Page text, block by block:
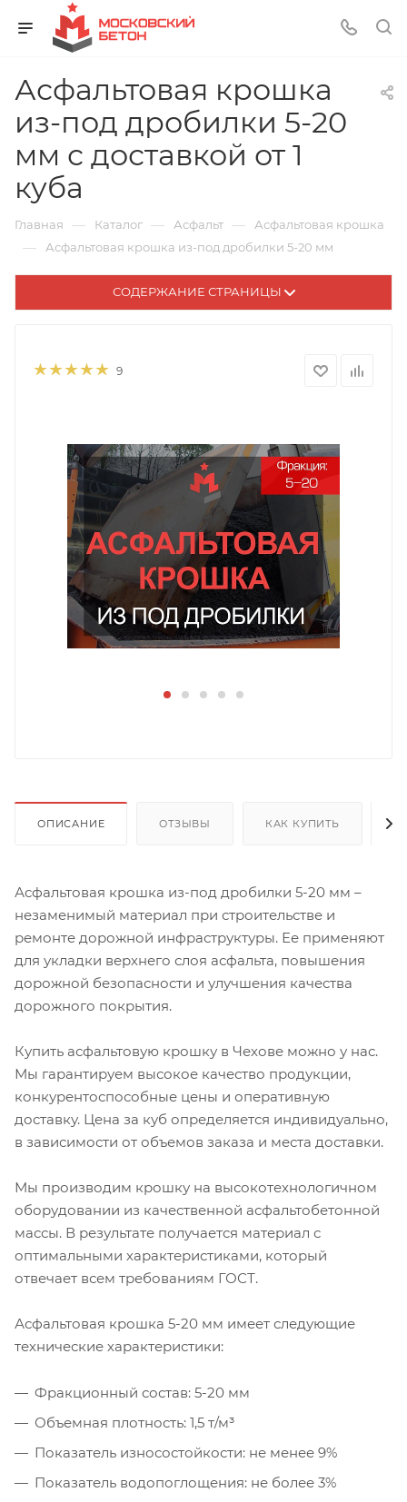
Асфальтовая крошка
из-под дробилки 5-20
мм с доставкой от 1
куба
Главная — Каталог — Асфальт — Асфальтовая крошка
— Асфальтовая крошка из-под дробилки 5-20 мм
СОДЕРЖАНИЕ СТРАНИЦЫ
9
ОПИСАНИЕ ОТЗЫВЫ КАК КУПИТЬ
Асфальтовая крошка из-под дробилки 5-20 мм –
незаменимый материал при строительстве и
ремонте дорожной инфраструктуры. Ее применяют
для укладки верхнего слоя асфальта, повышения
дорожной безопасности и улучшения качества
дорожного покрытия.
Купить асфальтовую крошку в Чехове можно у нас.
Мы гарантируем высокое качество продукции,
конкурентоспособные цены и оперативную
доставку. Цена за куб определяется индивидуально,
в зависимости от объемов заказа и места доставки.
Мы производим крошку на высокотехнологичном
оборудовании из качественной асфальтобетонной
массы. В результате получается материал с
оптимальными характеристиками, который
отвечает всем требованиям ГОСТ.
Асфальтовая крошка 5-20 мм имеет следующие
технические характеристики:
Фракционный состав: 5-20 мм
Объемная плотность: 1,5 т/м³
Показатель износостойкости: не менее 9%
Показатель водопоглощения: не более 3%